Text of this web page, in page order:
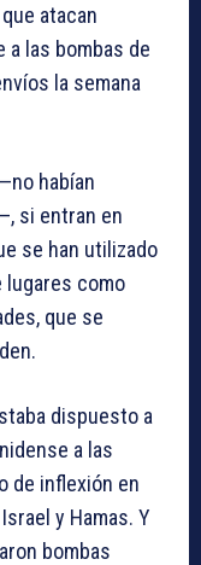
atacan
las bombas de
la semana
habían
si entran en
se han utilizado
lugares como
que se
dispuesto a
a las
de inflexión en
y Hamas. Y
bombas